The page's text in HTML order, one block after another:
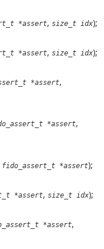
*assert, size_t idx);
*assert, size_t idx);
*assert,
*assert,
fido_assert_t *assert);
*assert, size_t idx);
*assert,